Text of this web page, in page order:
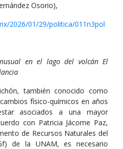
Osorio),
2026/01/29/politica/011n3pol
en el lago del volcán El
también conocido como
físico-químicos en años
asociados a una mayor
con Patricia Jácome Paz,
de Recursos Naturales del
de la UNAM, es necesario